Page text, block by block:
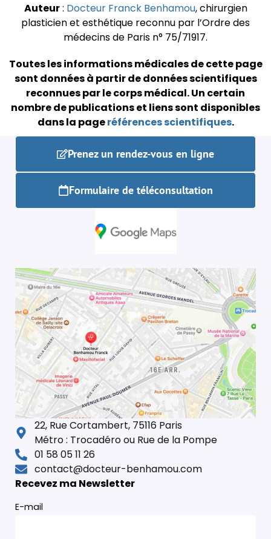
Auteur: Docteur Franck Benhamou, chirurgien
plasticien et esthétique reconnu par l’Ordre des
médecins de Paris n° 75/71917.
Toutes les informations médicales de cette page
sont données à partir de données scientifiques
reconnues par le corps médical.Un certain
nombre de publications et liens sont disponibles
dans la pageréférences scientifiques.
Prenez un rendez-vous en ligne
Formulaire de téléconsultation
22, Rue Cortambert, 75116 Paris
Métro : Trocadéro ou Rue de la Pompe
01 58 05 11 26
contact@docteur-benhamou.com
Recevez ma Newsletter
E-mail